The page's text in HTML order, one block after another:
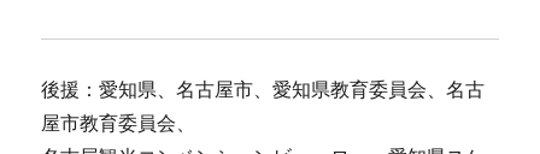
後援：愛知県、名古屋市、愛知県教育委員会、名古
屋市教育委員会、